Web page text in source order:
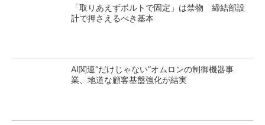
「取りあえずボルトで固定」は禁物 締結部設
計で押さえるべき基本
AI関連“だけじゃない”オムロンの制御機器事
業、地道な顧客基盤強化が結実